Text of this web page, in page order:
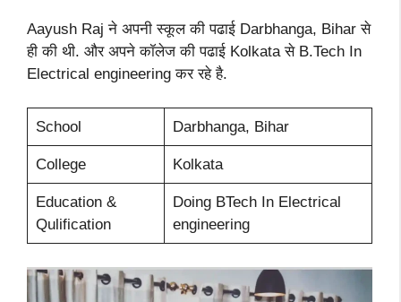
Aayush Raj ने अपनी स्कूल की पढाई Darbhanga, Bihar से
ही की थी. और अपने कॉलेज की पढाई Kolkata से B.Tech In
Electrical engineering कर रहे है.
School Darbhanga, Bihar
College Kolkata
Education &
Qulification
Doing BTech In Electrical
engineering